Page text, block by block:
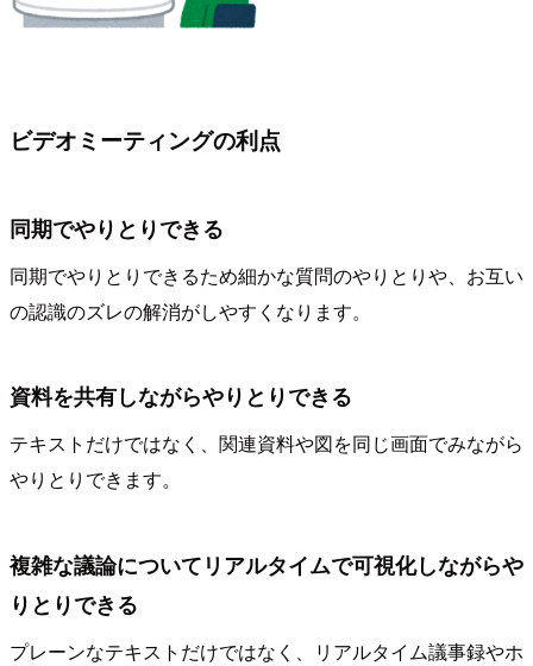
ビデオミーティングの利点
同期でやりとりできる
同期でやりとりできるため細かな質問のやりとりや、お互い
の認識のズレの解消がしやすくなります。
資料を共有しながらやりとりできる
テキストだけではなく、関連資料や図を同じ画面でみながら
やりとりできます。
複雑な議論についてリアルタイムで可視化しながらや
りとりできる
プレーンなテキストだけではなく、リアルタイム議事録やホ